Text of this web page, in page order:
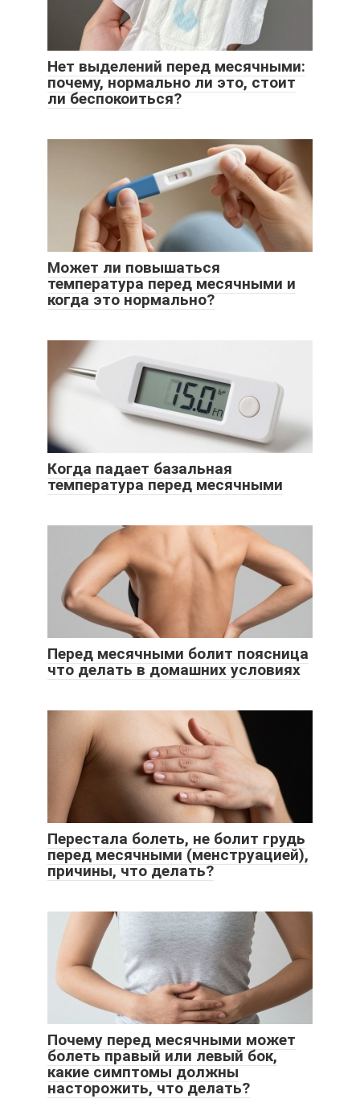
Нет выделений перед месячными:
почему, нормально ли это, стоит
ли беспокоиться?
Может ли повышаться
температура перед месячными и
когда это нормально?
Когда падает базальная
температура перед месячными
Перед месячными болит поясница
что делать в домашних условиях
Перестала болеть, не болит грудь
перед месячными (менструацией),
причины, что делать?
Почему перед месячными может
болеть правый или левый бок,
какие симптомы должны
насторожить, что делать?